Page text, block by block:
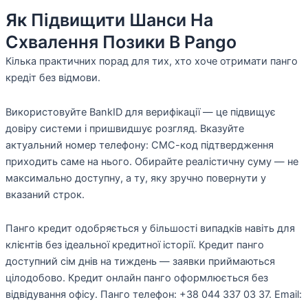
Як Підвищити Шанси На
Схвалення Позики В Pango
Кілька практичних порад для тих, хто хоче отримати панго
кредіт без відмови.
Використовуйте BankID для верифікації — це підвищує
довіру системи і пришвидшує розгляд. Вказуйте
актуальний номер телефону: СМС-код підтвердження
приходить саме на нього. Обирайте реалістичну суму — не
максимально доступну, а ту, яку зручно повернути у
вказаний строк.
Панго кредит одобряється у більшості випадків навіть для
клієнтів без ідеальної кредитної історії. Кредит панго
доступний сім днів на тиждень — заявки приймаються
цілодобово. Кредит онлайн панго оформлюється без
відвідування офісу. Панго телефон: +38 044 337 03 37. Email: